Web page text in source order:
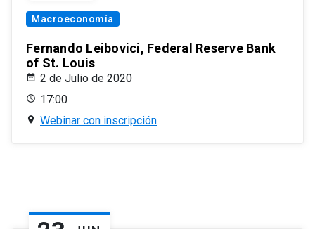
Macroeconomía
Fernando Leibovici, Federal Reserve Bank
of St. Louis
2 de Julio de 2020
17:00
Webinar con inscripción